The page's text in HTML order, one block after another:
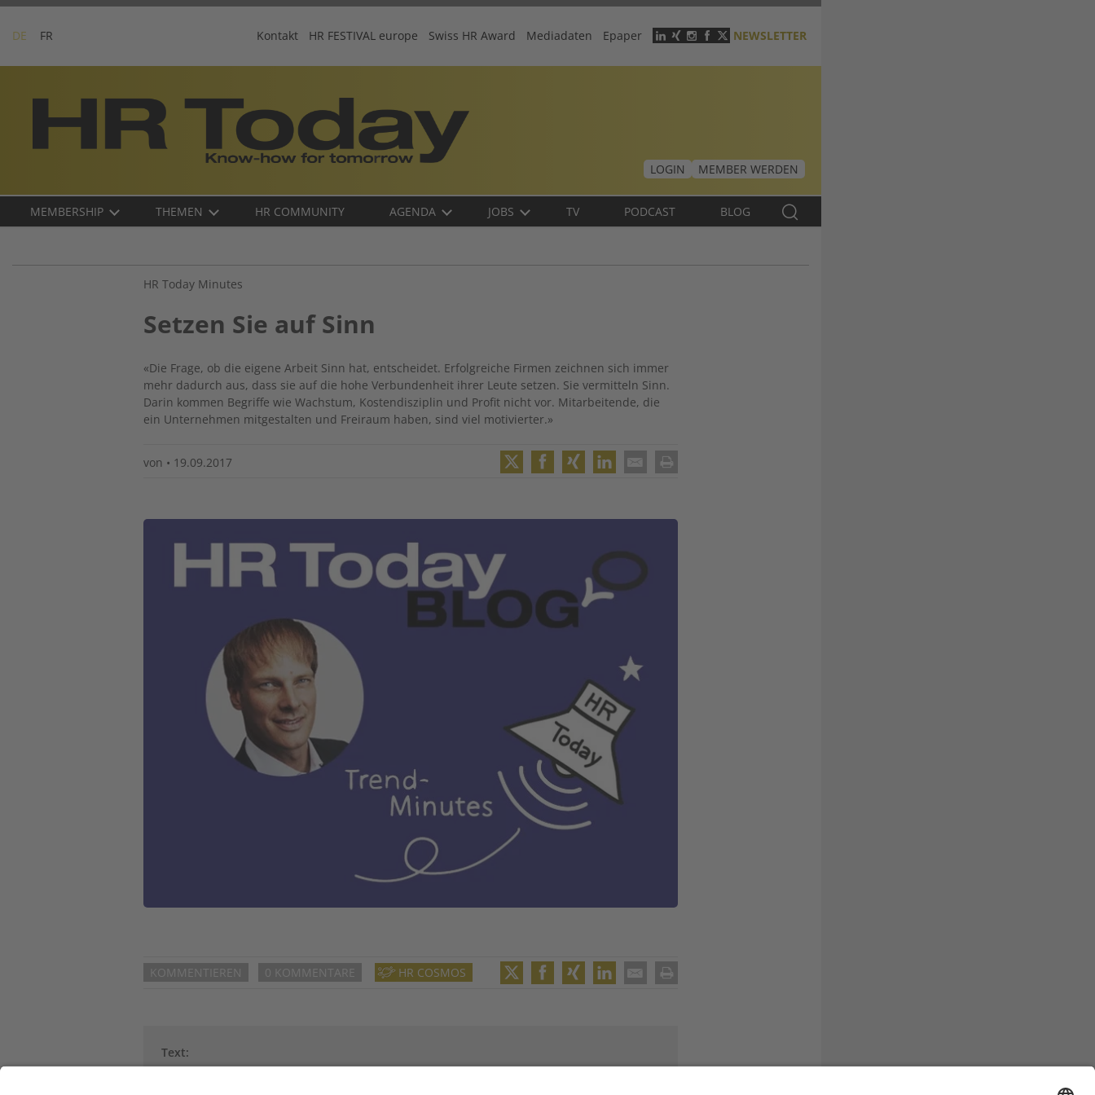
Skip
content
DE FR
Header
menu
Kontakt HR FESTIVAL europe Swiss HR Award Mediadaten Epaper NEWSLETTER
LOGIN
MEMBER WERDEN
Main
DE
MEMBERSHIP THEMEN HR COMMUNITY AGENDA JOBS TV PODCAST BLOG
HR Today Minutes
Setzen Sie auf Sinn
«Die Frage, ob die eigene Arbeit Sinn hat, entscheidet. Erfolgreiche Firmen zeichnen sich immer
mehr dadurch aus, dass sie auf die hohe Verbundenheit ihrer Leute setzen. Sie vermitteln Sinn.
Darin kommen Begriffe wie Wachstum, Kostendisziplin und Profit nicht vor. Mitarbeitende, die
ein Unternehmen mitgestalten und Freiraum haben, sind viel motivierter.»
von • 19.09.2017
KOMMENTIEREN 0 KOMMENTARE HR COSMOS
Twitter
Facebook
XINGLinkedIn
Email
Print
Text: